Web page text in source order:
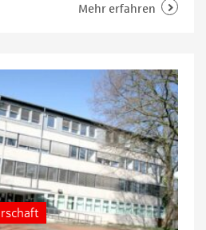
– festgehalten
Mehr erfahren